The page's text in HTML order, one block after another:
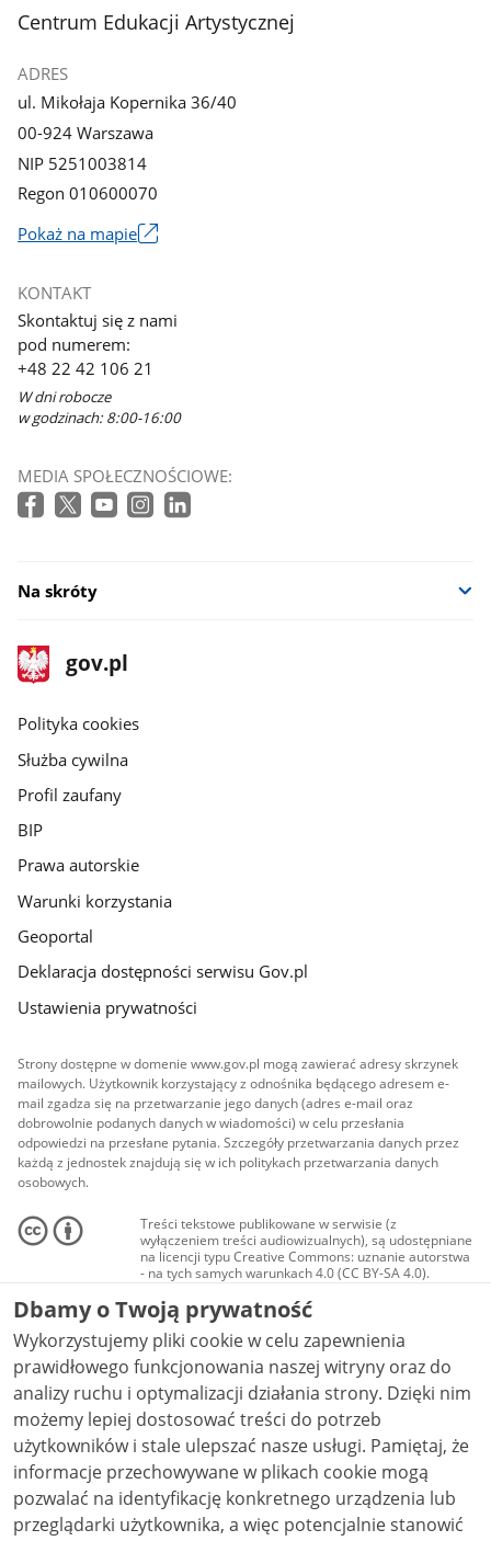
stopka
Centrum Edukacji Artystycznej
ADRES
ul. Mikołaja Kopernika 36/40
00-924 Warszawa
NIP 5251003814
Regon 010600070
Pokaż na mapie
się
w
nowym
oknie
KONTAKT
Skontaktuj się z nami
pod numerem:
+48 22 42 106 21
W dni robocze
w godzinach: 8:00-16:00
MEDIA SPOŁECZNOŚCIOWE:
Na skróty
stopka
gov.pl
Strona
gov.pl
gov.pl
Polityka cookies
Służba cywilna
Profil zaufany
BIP
Prawa autorskie
Warunki korzystania
Geoportal
Deklaracja dostępności serwisu Gov.pl
Ustawienia prywatności
Strony dostępne w domenie www.gov.pl mogą zawierać adresy skrzynek
mailowych. Użytkownik korzystający z odnośnika będącego adresem e-
mail zgadza się na przetwarzanie jego danych (adres e-mail oraz
dobrowolnie podanych danych w wiadomości) w celu przesłania
odpowiedzi na przesłane pytania. Szczegóły przetwarzania danych przez
każdą z jednostek znajdują się w ich politykach przetwarzania danych
osobowych.
Treści tekstowe publikowane w serwisie (z
wyłączeniem treści audiowizualnych), są udostępniane
na licencji typu Creative Commons: uznanie autorstwa
- na tych samych warunkach 4.0 (CC BY-SA 4.0).
Materiały audiowizualne, w tym zdjęcia, materiały
audio i wideo, są udostępniane na licencji typu
Creative Commons: uznanie autorstwa użycie
niekomercyjne - bez utworów zależnych 4.0 (CC BY-
NC-ND 4.0), o ile nie jest to stwierdzone inaczej.
Dbamy o Twoją prywatność
Wykorzystujemy pliki cookie w celu zapewnienia
prawidłowego funkcjonowania naszej witryny oraz do
analizy ruchu i optymalizacji działania strony. Dzięki nim
możemy lepiej dostosować treści do potrzeb
użytkowników i stale ulepszać nasze usługi. Pamiętaj, że
informacje przechowywane w plikach cookie mogą
pozwalać na identyfikację konkretnego urządzenia lub
przeglądarki użytkownika, a więc potencjalnie stanowić